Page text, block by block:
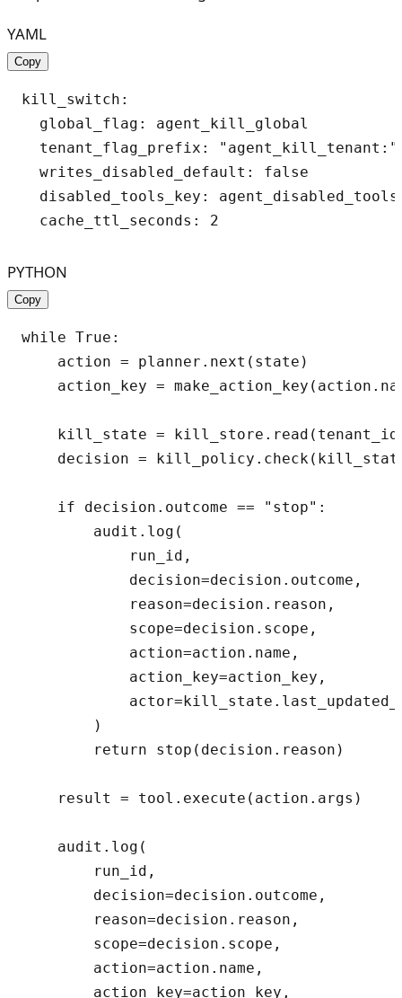
YAML
Copy
kill_switch:
  global_flag: agent_kill_global
  tenant_flag_prefix: "agent_kill_tenant:"
  writes_disabled_default: false
  disabled_tools_key: agent_disabled_tools
PYTHON
Copy
while True:
    action = planner.next(state)
action_key =
kill_state =
decision =
    if decision.outcome == "stop":
        audit.log(
            run_id,
            decision=decision.outcome,
            reason=decision.reason,
            scope=decision.scope,
            action=action.name,
            action_key=action_key,
        )
        return stop(decision.reason)
    result = tool.execute(action.args)
    audit.log(
        run_id,
        decision=decision.outcome,
        reason=decision.reason,
        scope=decision.scope,
        action=action.name,
        action_key=action_key,